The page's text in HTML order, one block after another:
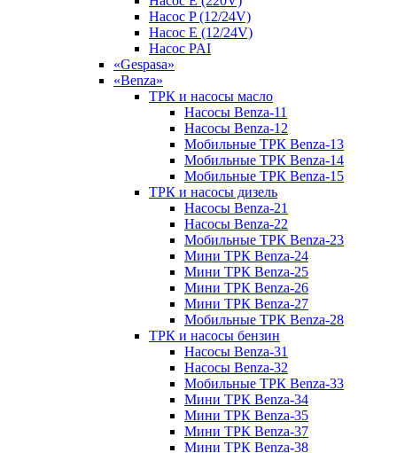
Насос P (12/24V)
Насос E (12/24V)
Насос PAI
«Gespasa»
«Benza»
ТРК и насосы масло
Насосы Benza-11
Насосы Benza-12
Мобильные ТРК Benza-13
Мобильные ТРК Benza-14
Мобильные ТРК Benza-15
ТРК и насосы дизель
Насосы Benza-21
Насосы Benza-22
Мобильные ТРК Benza-23
Мини ТРК Benza-24
Мини ТРК Benza-25
Мини ТРК Benza-26
Мини ТРК Benza-27
Мобильные ТРК Benza-28
ТРК и насосы бензин
Насосы Benza-31
Насосы Benza-32
Мобильные ТРК Benza-33
Мини ТРК Benza-34
Мини ТРК Benza-35
Мини ТРК Benza-37
Мини ТРК Benza-38